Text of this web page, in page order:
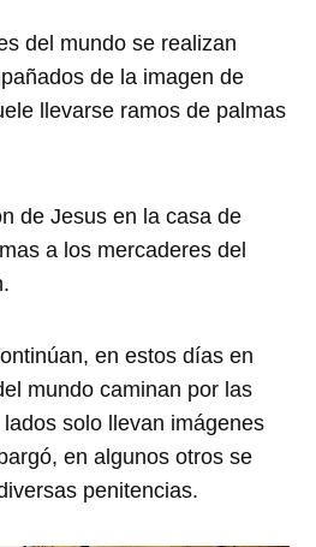
del mundo se realizan
de la imagen de
llevarse ramos de palmas
de Jesus en la casa de
a los mercaderes del
en estos días en
mundo caminan por las
solo llevan imágenes
en algunos otros se
penitencias.